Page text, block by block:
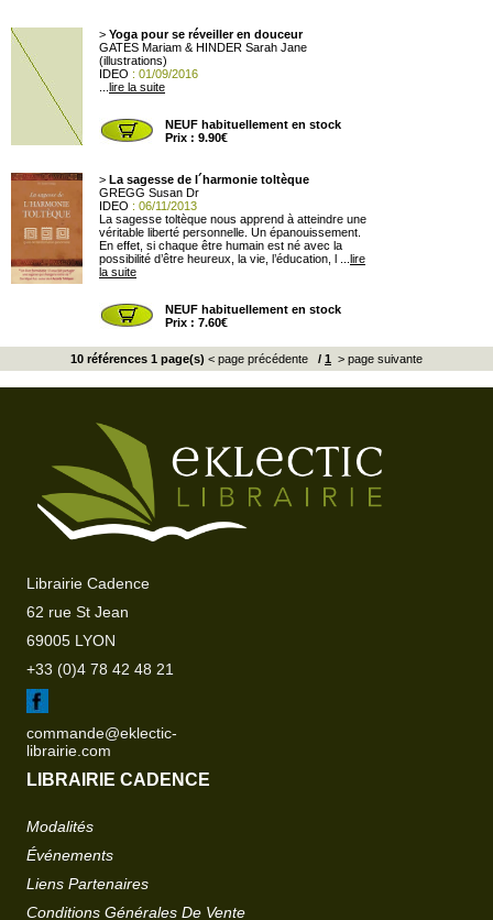
> Yoga pour se réveiller en douceur
GATES Mariam & HINDER Sarah Jane
(illustrations)
IDEO : 01/09/2016
lire la suite
NEUF habituellement en stock
Prix : 9.90€
> La sagesse de l´harmonie toltèque
GREGG Susan Dr
IDEO : 06/11/2013
La sagesse toltèque nous apprend à atteindre une
véritable liberté personnelle. Un épanouissement.
En effet, si chaque être humain est né avec la
possibilité d’être heureux, la vie, l’éducation, l ... lire
la suite
NEUF habituellement en stock
Prix : 7.60€
10 références 1 page(s) < page précédente / 1 > page suivante
Librairie Cadence
62 rue St Jean
69005 LYON
+33 (0)4 78 42 48 21
commande@eklectic-
librairie.com
LIBRAIRIE CADENCE
Modalités
Événements
Liens Partenaires
Conditions Générales De Vente